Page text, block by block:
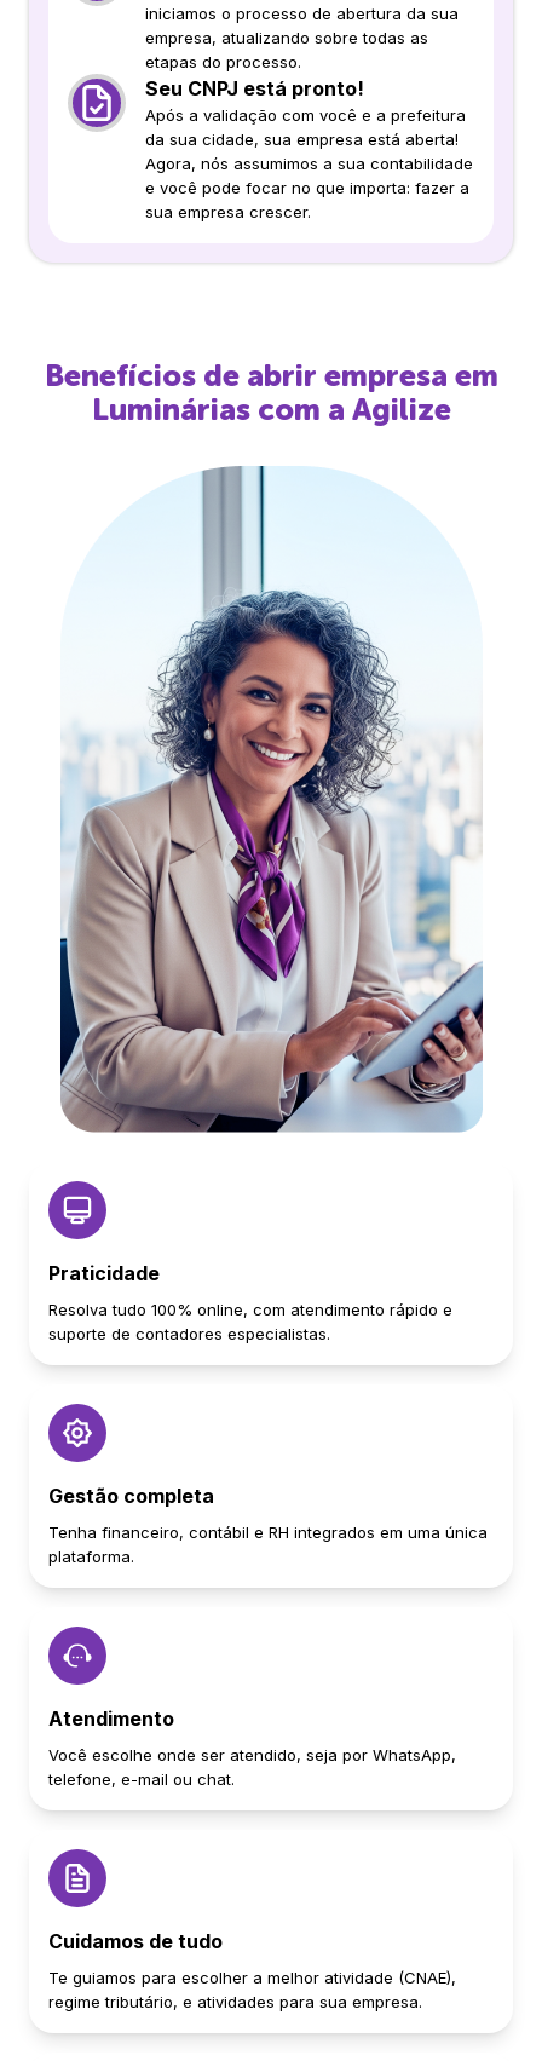
iniciamos o processo de abertura da sua
empresa, atualizando sobre todas as
etapas do processo.
Seu CNPJ está pronto!
Após a validação com você e a prefeitura
da sua cidade, sua empresa está aberta!
Agora, nós assumimos a sua contabilidade
e você pode focar no que importa: fazer a
sua empresa crescer.
Benefícios de abrir empresa em
Lumináriascom a Agilize
Praticidade
Resolva tudo 100% online, com atendimento rápido e
suporte de contadores especialistas.
Gestão completa
Tenha financeiro, contábil e RH integrados em uma única
plataforma.
Atendimento
Você escolhe onde ser atendido, seja por WhatsApp,
telefone, e-mail ou chat.
Cuidamos de tudo
Te guiamos para escolher a melhor atividade (CNAE),
regime tributário, e atividades para sua empresa.